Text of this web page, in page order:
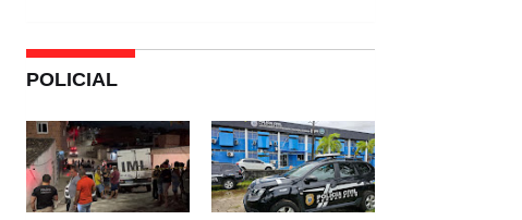
POLICIAL